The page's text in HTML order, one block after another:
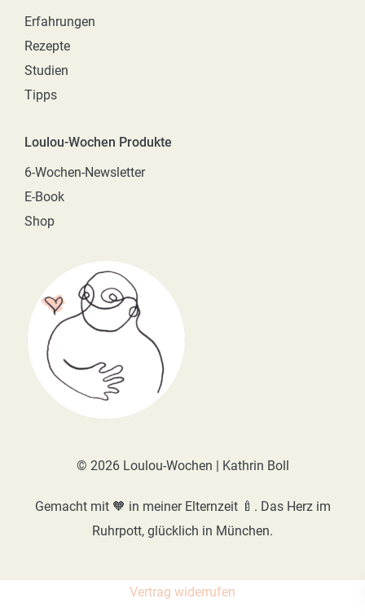
Erfahrungen
Rezepte
Studien
Tipps
Loulou-Wochen Produkte
6-Wochen-Newsletter
E-Book
Shop
© 2026 Loulou-Wochen | Kathrin Boll
Gemacht mit 🧡 in meiner Elternzeit 🍼. Das Herz im
Ruhrpott, glücklich in München.
Vertrag widerrufen